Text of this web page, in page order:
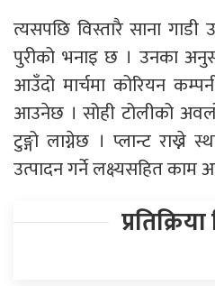
त्यसपछि विस्तारै साना गाडी
पुरीको भनाइ छ । उनका
आउँदो मार्चमा कोरियन
आउनेछ । सोही टोलीको
टुङ्गो लाग्नेछ । प्लान्ट राख्ने
उत्पादन गर्ने लक्ष्यसहित काम